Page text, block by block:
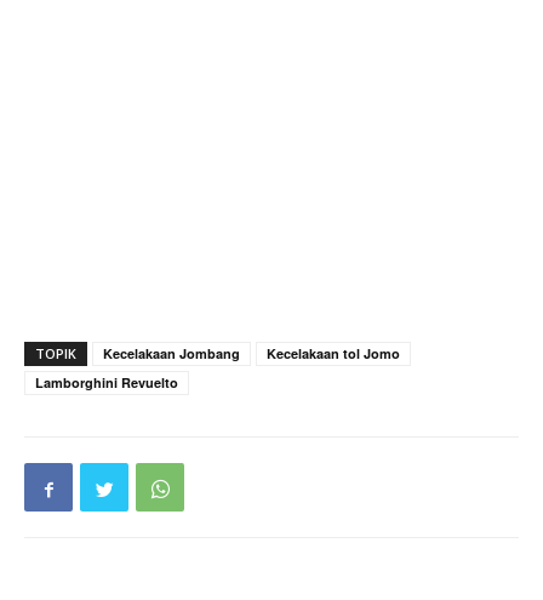
TOPIK Kecelakaan Jombang
Kecelakaan tol Jomo
Lamborghini Revuelto